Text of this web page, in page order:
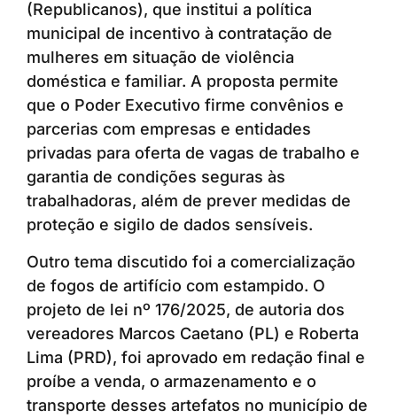
(Republicanos), que institui a política
municipal de incentivo à contratação de
mulheres em situação de violência
doméstica e familiar. A proposta permite
que o Poder Executivo firme convênios e
parcerias com empresas e entidades
privadas para oferta de vagas de trabalho e
garantia de condições seguras às
trabalhadoras, além de prever medidas de
proteção e sigilo de dados sensíveis.
Outro tema discutido foi a comercialização
de fogos de artifício com estampido. O
projeto de lei nº 176/2025, de autoria dos
vereadores Marcos Caetano (PL) e Roberta
Lima (PRD), foi aprovado em redação final e
proíbe a venda, o armazenamento e o
transporte desses artefatos no município de